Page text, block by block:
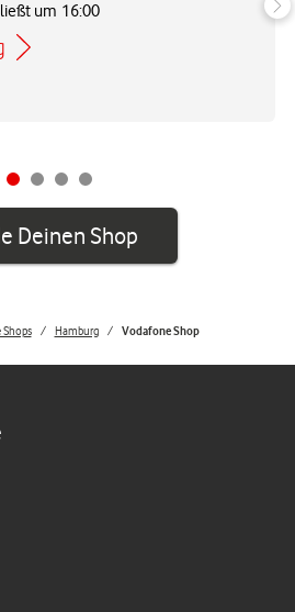
um 16:00
neuen Tab
Deinen Shop
Shops Hamburg Vodafone Shop
öffnet in einem neuen Tab